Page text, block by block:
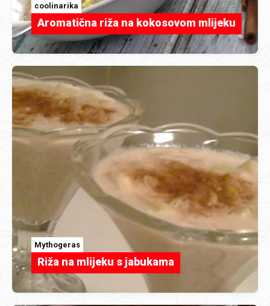
coolinarika
Aromatična riža na kokosovom mlijeku
Mythogeras
Riža na mlijeku s jabukama